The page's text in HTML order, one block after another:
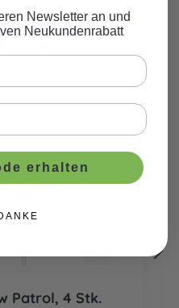
Patrol, 4 Stk.
Newsletter an und
Neukundenrabatt
erhalten